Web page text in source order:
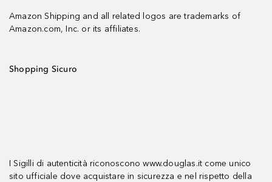
Amazon Shipping and all related logos are trademarks of
Amazon.com, Inc. or its affiliates.
Shopping Sicuro
I Sigilli di autenticità riconoscono www.douglas.it come unico
sito ufficiale dove acquistare in sicurezza e nel rispetto della